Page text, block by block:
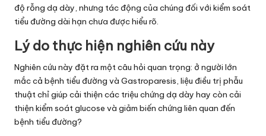
độ rỗng dạ dày, nhưng tác động của chúng đối với kiểm soát
tiểu đường dài hạn chưa được hiểu rõ.
Lý do thực hiện nghiên cứu này
Nghiên cứu này đặt ra một câu hỏi quan trọng: ở người lớn
mắc cả bệnh tiểu đường và Gastroparesis, liệu điều trị phẫu
thuật chỉ giúp cải thiện các triệu chứng dạ dày hay còn cải
thiện kiểm soát glucose và giảm biến chứng liên quan đến
bệnh tiểu đường?